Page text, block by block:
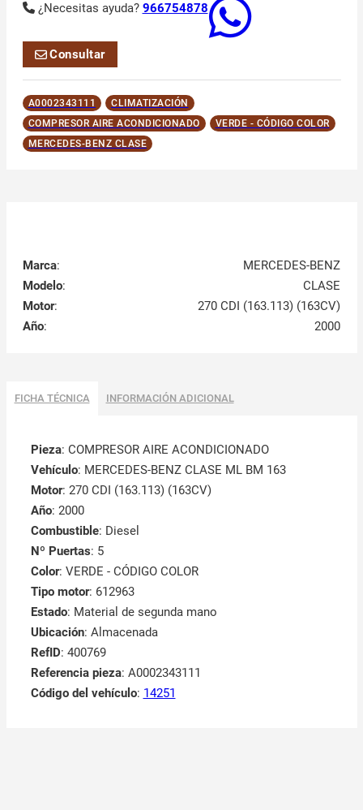
¿Necesitas ayuda? 966754878
Consultar
A0002343111
CLIMATIZACIÓN
COMPRESOR AIRE ACONDICIONADO
VERDE - CÓDIGO COLOR
MERCEDES-BENZ CLASE
Marca:
MERCEDES-BENZ
Modelo:
CLASE
Motor:
270 CDI (163.113) (163CV)
Año: 2000
FICHA TÉCNICA INFORMACIÓN ADICIONAL
Pieza: COMPRESOR AIRE ACONDICIONADO
Vehículo: MERCEDES-BENZ CLASE ML BM 163
Motor: 270 CDI (163.113) (163CV)
Año: 2000
Combustible: Diesel
Nº Puertas: 5
Color: VERDE - CÓDIGO COLOR
Tipo motor: 612963
Estado: Material de segunda mano
Ubicación: Almacenada
RefID: 400769
Referencia pieza: A0002343111
Código del vehículo: 14251